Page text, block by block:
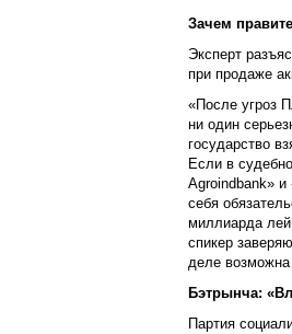
Зачем
Эксперт
при продаже
«После угроз
ни один
государство
Если в
Agroindbank» и
себя
миллиарда
спикер
деле
Бэтрынча:
Партия